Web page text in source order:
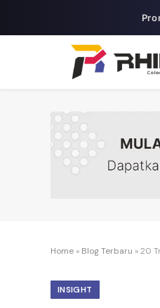
Home » Blog Terbaru »20
INSIGHT